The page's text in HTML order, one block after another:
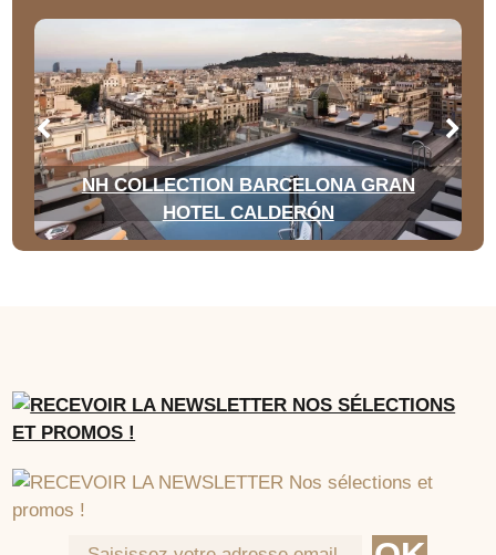
NH COLLECTION BARCELONA GRAN
HOTEL CALDERÓN